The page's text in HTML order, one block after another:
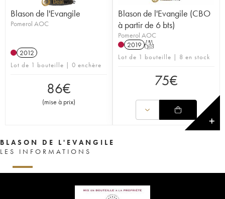
Blason de l'Evangile
Pomerol AOC
2012
Lot de 1 bouteille | 0 enchère
86€
(mise à prix)
Blason de l'Evangile (CBO
à partir de 6 bts)
Pomerol AOC
2019 T
Lot de 1 bouteille | 8 en stock
75€
✕
BLASON DE L'EVANGILE
LES INFORMATIONS